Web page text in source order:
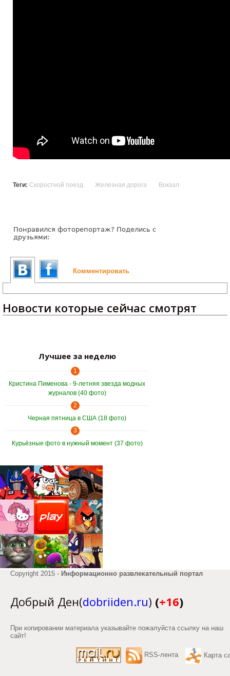
Теги: Скоростной поезд Железная дорога Вокзал
Понравился фоторепортаж? Поделись с
друзьями:
Комментировать
Новости которые сейчас смотрят
Лучшее за неделю
1
Кристина Пименова - 9-летняя звезда модных
журналов (40 фото)
2
Черная пятница в США (18 фото)
3
Курьёзные фото в нужный момент (37 фото)
Copyright 2015 - Информационно развлекательный портал
Добрый Ден(dobriiden.ru) (+16)
При копировании материала указывайте пожалуйста ссылку на наш
сайт!
RSS-лента Карта